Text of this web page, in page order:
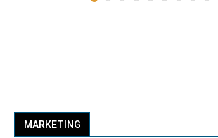
MARKETING